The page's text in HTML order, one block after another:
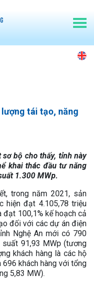
tái tạo, năng
sơ bộ cho thấy, tỉnh này
khai thác đầu tư năng
1.300 MWp.
trong năm 2021, sản
hiện đạt 4.105,78 triệu
đạt 100,1% kế hoạch cả
đối với các dự án điện
Nghệ An mới có 790
91,93 MWp (tương
khách hàng là các hộ
khách hàng với tổng
5,83 MW).